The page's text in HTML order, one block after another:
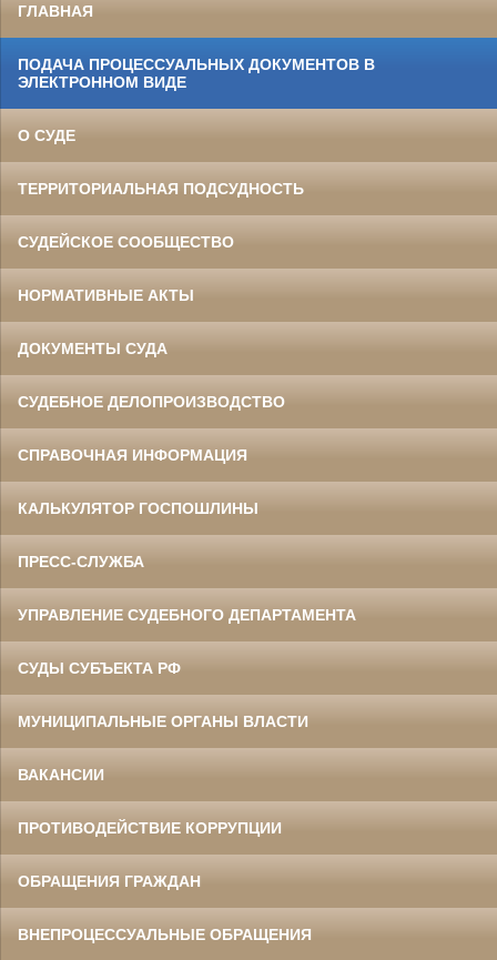
ГЛАВНАЯ
ПОДАЧА ПРОЦЕССУАЛЬНЫХ ДОКУМЕНТОВ В
ЭЛЕКТРОННОМ ВИДЕ
О СУДЕ
ТЕРРИТОРИАЛЬНАЯ ПОДСУДНОСТЬ
СУДЕЙСКОЕ СООБЩЕСТВО
НОРМАТИВНЫЕ АКТЫ
ДОКУМЕНТЫ СУДА
СУДЕБНОЕ ДЕЛОПРОИЗВОДСТВО
СПРАВОЧНАЯ ИНФОРМАЦИЯ
КАЛЬКУЛЯТОР ГОСПОШЛИНЫ
ПРЕСС-СЛУЖБА
УПРАВЛЕНИЕ СУДЕБНОГО ДЕПАРТАМЕНТА
СУДЫ СУБЪЕКТА РФ
МУНИЦИПАЛЬНЫЕ ОРГАНЫ ВЛАСТИ
ВАКАНСИИ
ПРОТИВОДЕЙСТВИЕ КОРРУПЦИИ
ОБРАЩЕНИЯ ГРАЖДАН
ВНЕПРОЦЕССУАЛЬНЫЕ ОБРАЩЕНИЯ